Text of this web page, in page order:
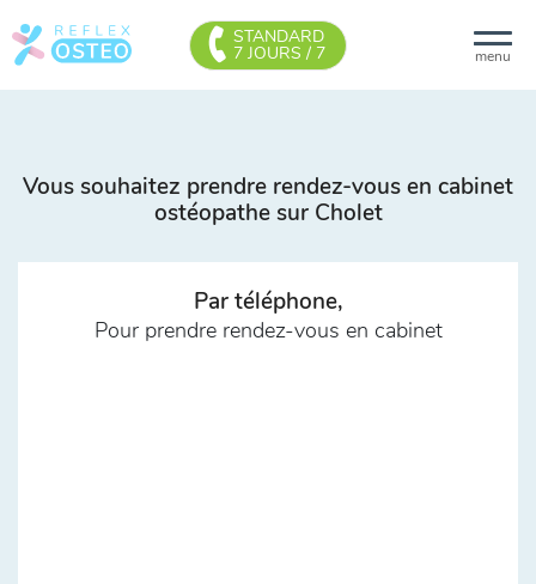
menu
STANDARD
7 JOURS / 7
Vous souhaitez prendre rendez-vous en cabinet
ostéopathe sur Cholet
Par téléphone,
Pour prendre rendez-vous en cabinet